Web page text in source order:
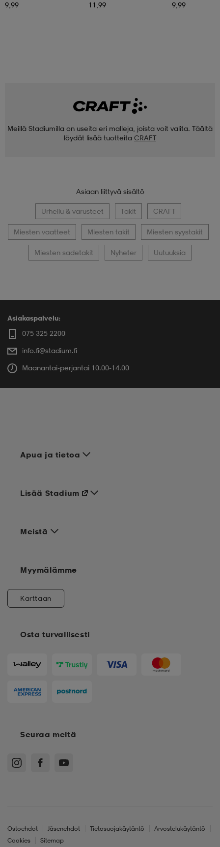
9,99 11,99 9,99
Meillä Stadiumilla on useita eri malleja, joista voit valita. Täältä
löydät lisää tuotteita CRAFT
Asiaan liittyvä sisältö
Urheilu & varusteet Takit CRAFT
Miesten vaatteet Miesten takit Miesten syystakit
Miesten sadetakit Nyheter Uutuuksia
Asiakaspalvelu:
075 325 2200
info.fi@stadium.fi
Maanantai-perjantai 10.00-14.00
Apua ja tietoa
Meistä
Osta turvallisesti
Lisää Stadium
Myymälämme
Karttaan
Seuraa meitä
Ostoehdot Jäsenehdot Tietosuojakäytäntö
Arvostelukäytäntö
Cookies
Sitemap